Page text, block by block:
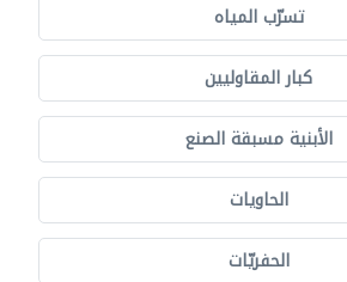
تسرّب المياه
كبار المقاوليين
الأبنية مسبقة الصنع
الحاويات
الحفريّات